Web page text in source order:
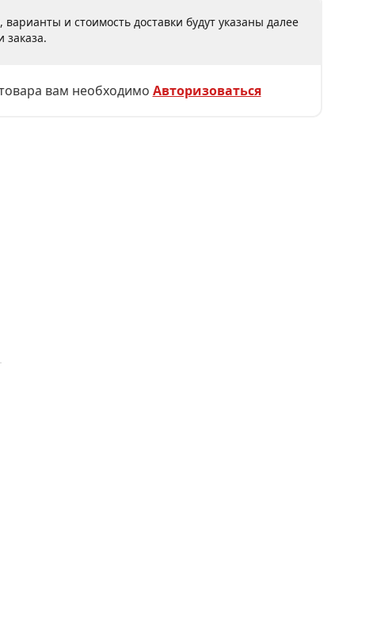
и стоимость доставки будут указаны далее
вам необходимо Авторизоваться